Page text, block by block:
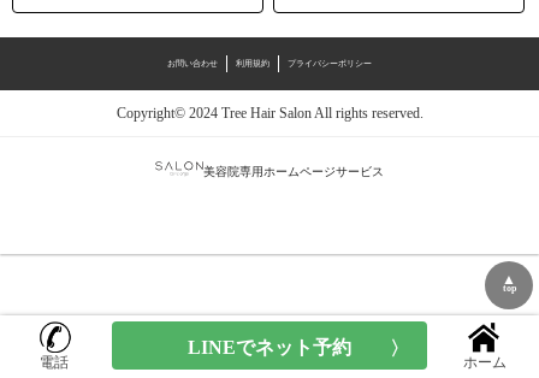
お問い合わせ 利用規約 プライバシーポリシー
Copyright© 2024 Tree Hair Salon All rights reserved.
美容院専用ホームページサービス
▲
top
電話 ホーム